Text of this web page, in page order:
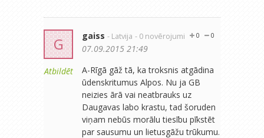
G
Atbildēt
gaiss - Latvija - 0 novērojumi 0
0
07.09.2015 21:49
A-Rīgā gāž tā, ka troksnis atgādina
ūdenskritumus Alpos. Nu ja GB
neizies ārā vai neatbrauks uz
Daugavas labo krastu, tad šoruden
viņam nebūs morālu tiesību pīkstēt
par sausumu un lietusgāžu trūkumu.